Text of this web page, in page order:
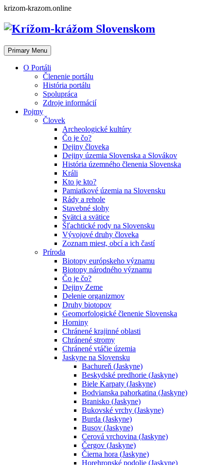
Skip
content
krizom-krazom.online
Primary Menu
O Portáli
Členenie portálu
História portálu
Spolupráca
Zdroje informácií
Pojmy
Človek
Archeologické kultúry
Čo je čo?
Dejiny človeka
Dejiny územia Slovenska a Slovákov
História územného členenia Slovenska
Králi
Kto je kto?
Pamiatkové územia na Slovensku
Rády a rehole
Stavebné slohy
Svätci a svätice
Šľachtické rody na Slovensku
Vývojové druhy človeka
Zoznam miest, obcí a ich častí
Príroda
Biotopy európskeho významu
Biotopy národného významu
Čo je čo?
Dejiny Zeme
Delenie organizmov
Druhy biotopov
Geomorfologické členenie Slovenska
Horniny
Chránené krajinné oblasti
Chránené stromy
Chránené vtáčie územia
Jaskyne na Slovensku
Bachureň (Jaskyne)
Beskydské predhorie (Jaskyne)
Biele Karpaty (Jaskyne)
Bodvianska pahorkatina (Jaskyne)
Branisko (Jaskyne)
Bukovské vrchy (Jaskyne)
Burda (Jaskyne)
Busov (Jaskyne)
Cerová vrchovina (Jaskyne)
Čergov (Jaskyne)
Čierna hora (Jaskyne)
Horehronské podolie (Jaskyne)